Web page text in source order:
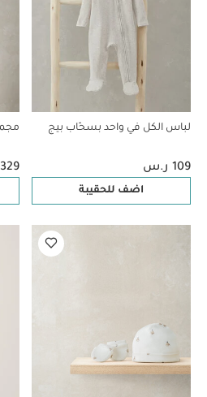
لباس الكل في واحد بسحّاب بيج
109 ر.س
اضف للحقيبة
329 ر.س